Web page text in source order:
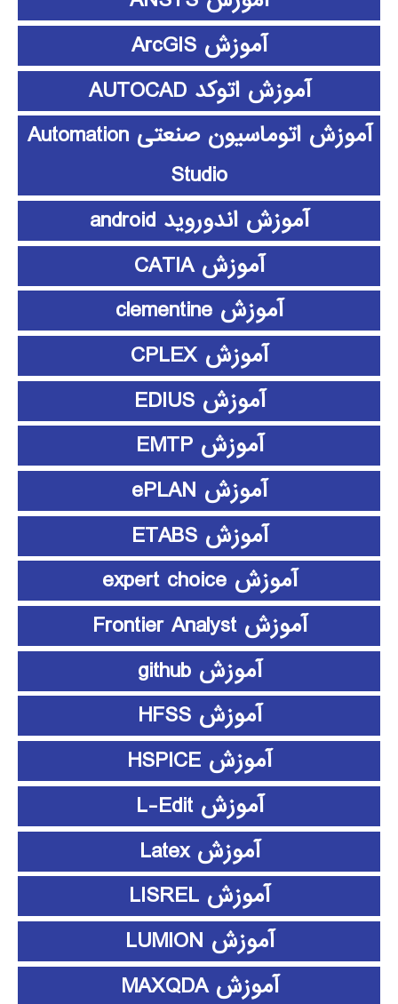
آموزش ArcGIS
آموزش اتوکد AUTOCAD
آموزش اتوماسیون صنعتی Automation
Studio
آموزش اندوروید android
آموزش CATIA
آموزش clementine
آموزش CPLEX
آموزش EDIUS
آموزش EMTP
آموزش ePLAN
آموزش ETABS
آموزش expert choice
آموزش Frontier Analyst
آموزش github
آموزش HFSS
آموزش HSPICE
آموزش L-Edit
آموزش Latex
آموزش LISREL
آموزش LUMION
آموزش MAXQDA